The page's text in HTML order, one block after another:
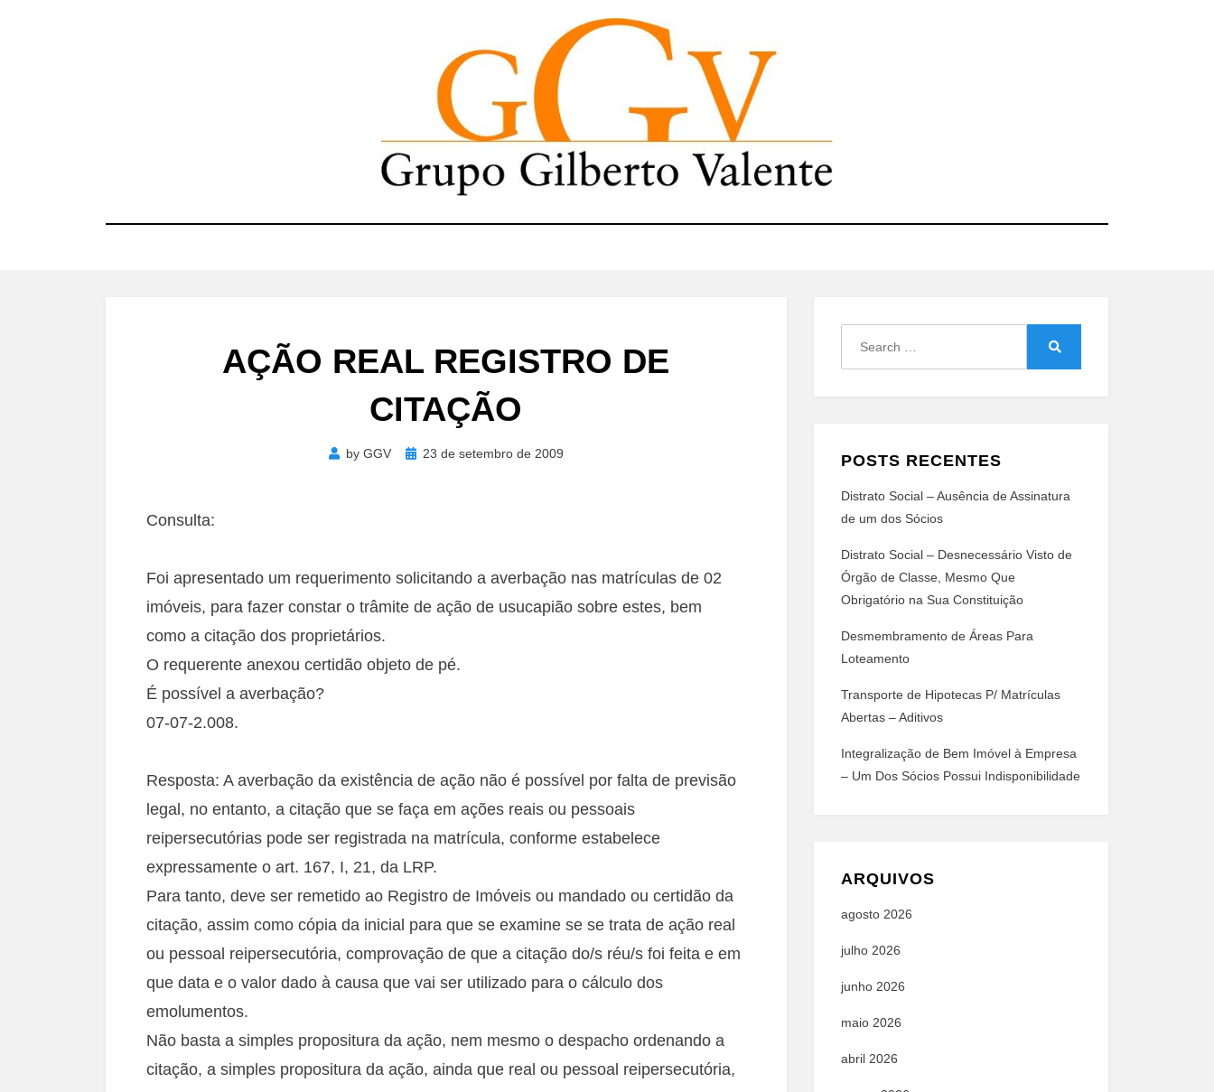
AÇÃO REAL REGISTRO DE
CITAÇÃO
by GGV
Posted23 de setembro de 2009
Consulta:
Foi apresentado um requerimento solicitando a averbação nas matrículas de 02
imóveis, para fazer constar o trâmite de ação de usucapião sobre estes, bem
como a citação dos proprietários.
O requerente anexou certidão objeto de pé.
É possível a averbação?
07-07-2.008.
Resposta: A averbação da existência de ação não é possível por falta de previsão
legal, no entanto, a citação que se faça em ações reais ou pessoais
reipersecutórias pode ser registrada na matrícula, conforme estabelece
expressamente o art. 167, I, 21, da LRP.
Para tanto, deve ser remetido ao Registro de Imóveis ou mandado ou certidão da
citação, assim como cópia da inicial para que se examine se se trata de ação real
ou pessoal reipersecutória, comprovação de que a citação do/s réu/s foi feita e em
que data e o valor dado à causa que vai ser utilizado para o cálculo dos
emolumentos.
Não basta a simples propositura da ação, nem mesmo o despacho ordenando a
citação, a simples propositura da ação, ainda que real ou pessoal reipersecutória,
POSTS RECENTES
Distrato Social – Ausência de Assinatura
de um dos Sócios
Distrato Social – Desnecessário Visto de
Órgão de Classe, Mesmo Que
Obrigatório na Sua Constituição
Desmembramento de Áreas Para
Loteamento
Transporte de Hipotecas P/ Matrículas
Abertas – Aditivos
Integralização de Bem Imóvel à Empresa
– Um Dos Sócios Possui Indisponibilidade
ARQUIVOS
agosto 2026
julho 2026
junho 2026
maio 2026
abril 2026